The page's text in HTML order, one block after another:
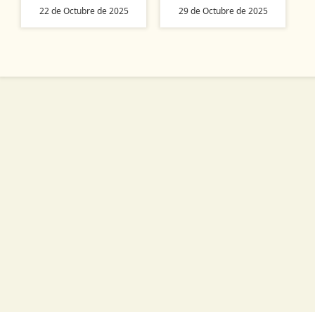
22 de Octubre de 2025 29 de Octubre de 2025